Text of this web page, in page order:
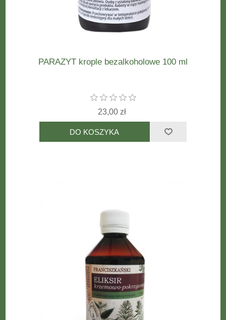
PARAZYT krople bezalkoholowe 100 ml
23,00 zł